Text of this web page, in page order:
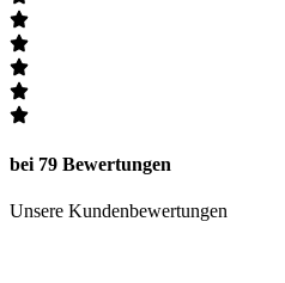
bei 79 Bewertungen
Unsere Kundenbewertungen